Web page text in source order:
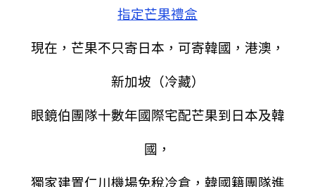
指定芒果禮盒
現在，芒果不只寄日本，可寄韓國，港澳，
新加坡（冷藏）
眼鏡伯團隊十數年國際宅配芒果到日本及韓
國，
獨家建置仁川機場免稅冷倉，韓國籍團隊進